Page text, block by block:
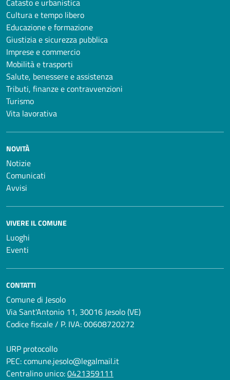
Catasto e urbanistica
Cultura e tempo libero
Educazione e formazione
Giustizia e sicurezza pubblica
Imprese e commercio
Mobilità e trasporti
Salute, benessere e assistenza
Tributi, finanze e contravvenzioni
Turismo
Vita lavorativa
NOVITÀ
Notizie
Comunicati
Avvisi
VIVERE IL COMUNE
Luoghi
Eventi
CONTATTI
Comune di Jesolo
Via Sant'Antonio 11, 30016 Jesolo (VE)
Codice fiscale / P. IVA: 00608720272
URP protocollo
PEC:comune.jesolo@legalmail.it
Centralino unico:0421359111